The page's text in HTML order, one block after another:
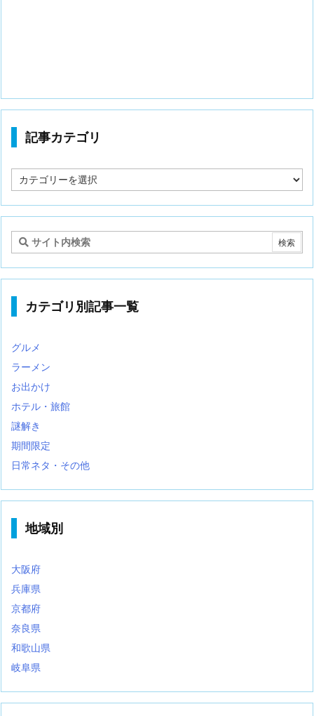
記事カテゴリ
事
テ
リ
カテゴリ別記事一覧
グルメ
ラーメン
お出かけ
ホテル・旅館
謎解き
期間限定
日常ネタ・その他
地域別
大阪府
兵庫県
京都府
奈良県
和歌山県
岐阜県